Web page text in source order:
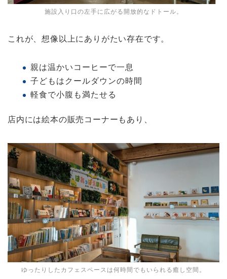
施設入り口の左手に広がる開放的なドトール。
これが、想像以上にありがたい存在です。
親は温かいコーヒーで一息
子どもはクールダウンの時間
軽食で小腹も満たせる
店内には絵本の販売コーナーもあり、
ゆったりしたカフェスペースは何時間でもいられる癒し空間。